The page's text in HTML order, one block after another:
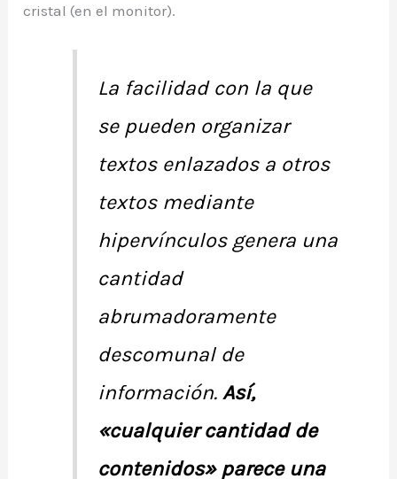
cristal (en el monitor).
La facilidad con la que
se pueden organizar
textos enlazados a otros
textos mediante
hipervínculos genera una
cantidad
abrumadoramente
descomunal de
información.Así,
«cualquier cantidad de
contenidos» parece una